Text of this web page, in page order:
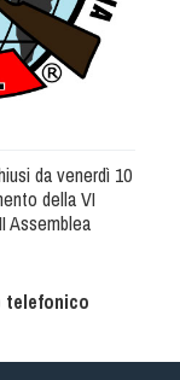
da venerdì 10
della VI
Assemblea
Sporting
caccia